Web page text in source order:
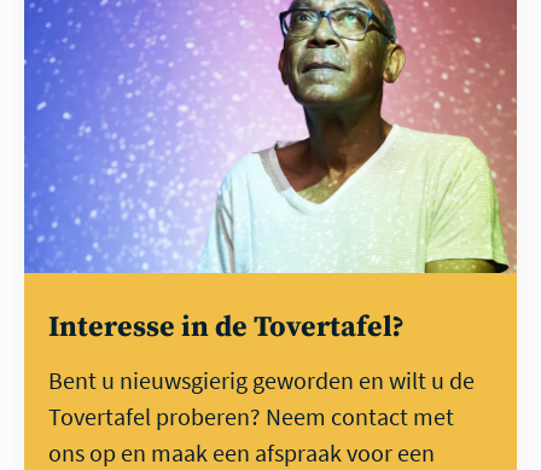
Interesse in de Tovertafel?
Bent u nieuwsgierig geworden en wilt u de
Tovertafel proberen? Neem contact met
ons op en maak een afspraak voor een